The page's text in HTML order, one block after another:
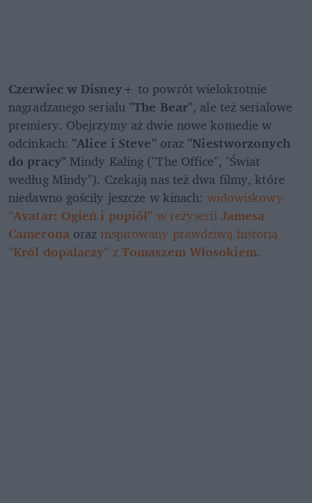
Czerwiec w Disney+ to powrót wielokrotnie
nagradzanego serialu "The Bear", ale też serialowe
premiery. Obejrzymy aż dwie nowe komedie w
odcinkach: "Alice i Steve" oraz "Niestworzonych
do pracy" Mindy Kaling ("The Office", "Świat
według Mindy"). Czekają nas też dwa filmy, które
niedawno gościły jeszcze w kinach: widowiskowy
"Avatar: Ogień i popiół" w reżyserii Jamesa
Camerona oraz
"Król dopalaczy" z Tomaszem Włosokiem.